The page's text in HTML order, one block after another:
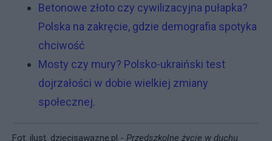
Betonowe złoto czy cywilizacyjna pułapka?
Polska na zakręcie, gdzie demografia spotyka
chciwość
Mosty czy mury? Polsko-ukraiński test
dojrzałości w dobie wielkiej zmiany
społecznej.
Fot. ilust. dziecisawazne.pl - Przedszkolne życie w duchu